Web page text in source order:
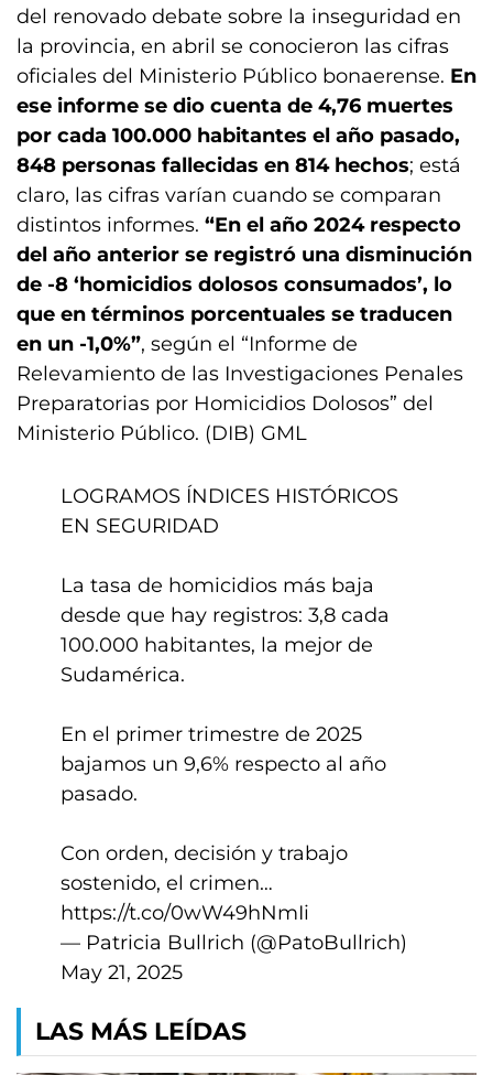
del renovado debate sobre la inseguridad en
la provincia, en abril se conocieron las cifras
oficiales del Ministerio Público bonaerense. En
ese informe se dio cuenta de 4,76 muertes
por cada 100.000 habitantes el año pasado,
848 personas fallecidas en 814 hechos; está
claro, las cifras varían cuando se comparan
distintos informes. “En el año 2024 respecto
del año anterior se registró una disminución
de -8 ‘homicidios dolosos consumados’, lo
que en términos porcentuales se traducen
en un -1,0%”, según el “Informe de
Relevamiento de las Investigaciones Penales
Preparatorias por Homicidios Dolosos” del
Ministerio Público. (DIB) GML
LOGRAMOS ÍNDICES HISTÓRICOS
EN SEGURIDAD
La tasa de homicidios más baja
desde que hay registros: 3,8 cada
100.000 habitantes, la mejor de
Sudamérica.
En el primer trimestre de 2025
bajamos un 9,6% respecto al año
pasado.
Con orden, decisión y trabajo
sostenido, el crimen…
https://t.co/0wW49hNmIi
— Patricia Bullrich (@PatoBullrich)
May 21, 2025
LAS MÁS LEÍDAS